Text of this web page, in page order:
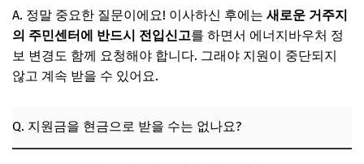
A. 정말 중요한 질문이에요! 이사하신 후에는 새로운 거주지
의 주민센터에 반드시 전입신고를 하면서 에너지바우처 정
보 변경도 함께 요청해야 합니다. 그래야 지원이 중단되지
않고 계속 받을 수 있어요.
Q. 지원금을 현금으로 받을 수는 없나요?